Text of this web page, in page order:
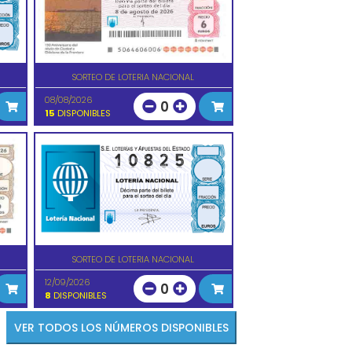
SORTEO DE LOTERIA NACIONAL
08/08/2026
15 DISPONIBLES 0
SORTEO DE LOTERIA NACIONAL
12/09/2026
8 DISPONIBLES 0
VER TODOS LOS NÚMEROS DISPONIBLES